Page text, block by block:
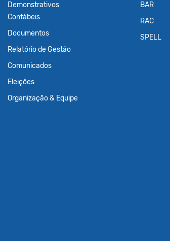
Demonstrativos
Contábeis
Documentos
Relatório de Gestão
Comunicados
Eleições
Organização & Equipe
BAR
RAC
SPELL